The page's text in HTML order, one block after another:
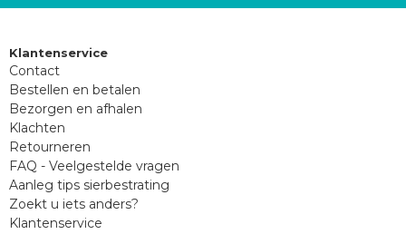
Klantenservice
Contact
Bestellen en betalen
Bezorgen en afhalen
Klachten
Retourneren
FAQ - Veelgestelde vragen
Aanleg tips sierbestrating
Zoekt u iets anders?
Klantenservice